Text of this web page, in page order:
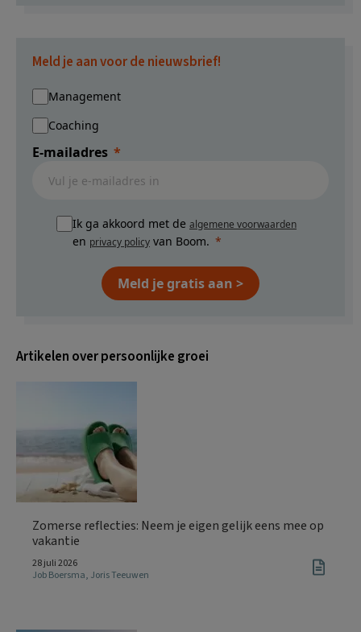
Meld je aan voor de nieuwsbrief!
Management
Coaching
E-mailadres
Ik ga akkoord met de algemene voorwaarden
en privacy policy van Boom.
Meld je gratis aan >
Artikelen over persoonlijke groei
Zomerse reflecties: Neem je eigen gelijk eens mee op
vakantie
28 juli 2026
Job Boersma, Joris Teeuwen